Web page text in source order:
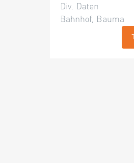
Div. Daten
Bahnhof, Bauma